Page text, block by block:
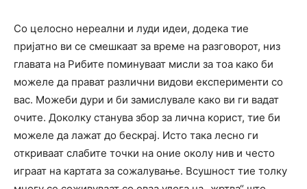
Со целосно нереални и луди идеи, додека тие
пријатно ви се смешкаат за време на разговорот, низ
главата на Рибите поминуваат мисли за тоа како би
можеле да прават различни видови експерименти со
вас. Можеби дури и би замислувале како ви ги вадат
очите. Доколку станува збор за лична корист, тие би
можеле да лажат до бескрај. Исто така лесно ги
откриваат слабите точки на оние околу нив и често
играат на картата за сожалување. Всушност тие толку